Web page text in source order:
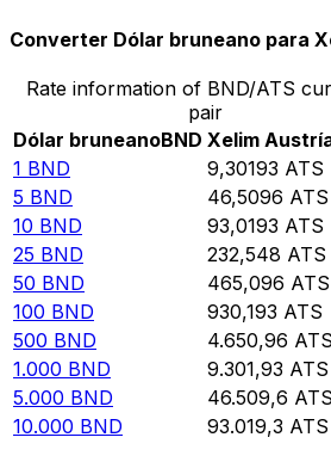
Converter Dólar bruneano para
Rate information of BND/ATS
pair
Dólar bruneanoBND Xelim
1 BND 9,30193 ATS
5 BND 46,5096 ATS
10 BND 93,0193 ATS
25 BND 232,548 ATS
50 BND 465,096 ATS
100 BND 930,193 ATS
500 BND 4.650,96 ATS
1.000 BND 9.301,93 ATS
5.000 BND 46.509,6 ATS
10.000 BND 93.019,3 ATS